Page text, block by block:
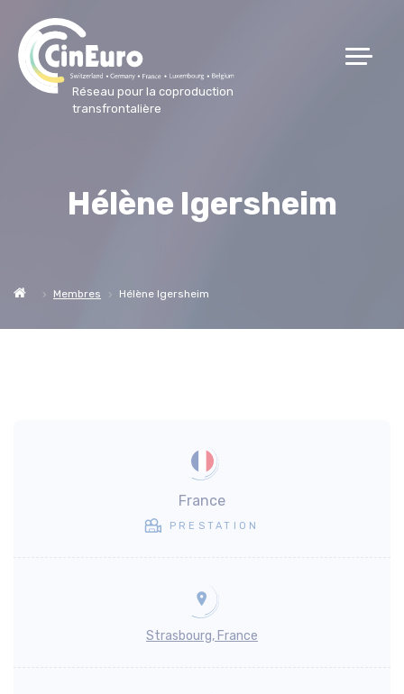
Réseau pour la coproduction
transfrontalière
Hélène Igersheim
Membres Hélène Igersheim
France
PRESTATION
Strasbourg, France